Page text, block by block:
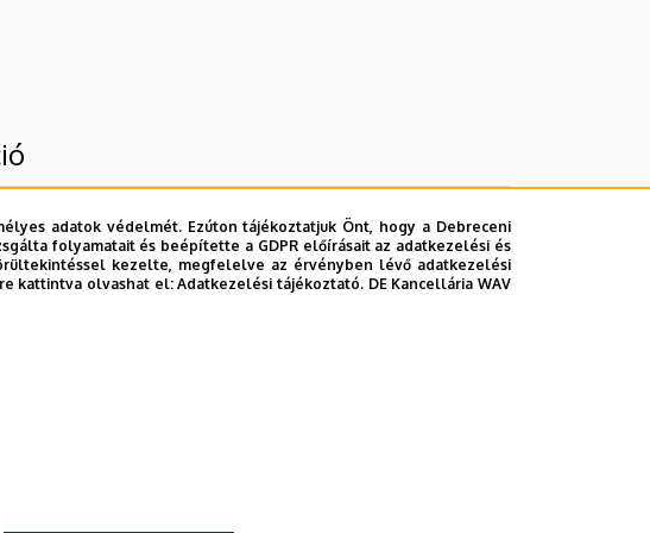
adatok védelmét. Ezúton tájékoztatjuk Önt, hogy a Debreceni
folyamatait és beépítette a GDPR előírásait az adatkezelési és
kezelte, megfelelve az érvényben lévő adatkezelési
kattintva olvashat el:Adatkezelési tájékoztató. DE Kancellária WAV